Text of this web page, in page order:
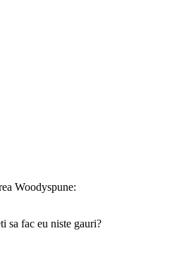
Woodyspune:
sa fac eu niste gauri?